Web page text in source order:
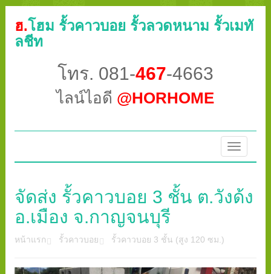
ฮ.โฮม รั้วคาวบอย รั้วลวดหนาม รั้วเมทั
ลชีท
โทร. 081-467-4663
ไลน์ไอดี @HORHOME
Toggle
จัดส่ง รั้วคาวบอย 3 ชั้น ต.วังด้ง
อ.เมือง จ.กาญจนบุรี
หน้าแรก รั้วคาวบอย รั้วคาวบอย 3 ชั้น (สูง 120 ซม.)